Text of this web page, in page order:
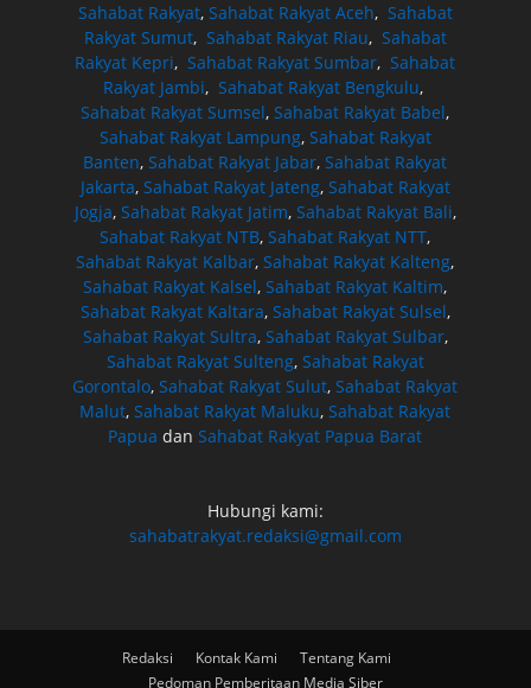
Sahabat Rakyat, Sahabat Rakyat Aceh, Sahabat
Rakyat Sumut, Sahabat Rakyat Riau, Sahabat
Rakyat Kepri,Sahabat Rakyat Sumbar,Sahabat
Rakyat Jambi, Sahabat Rakyat Bengkulu,
Sahabat Rakyat Sumsel,Sahabat Rakyat Babel,
Sahabat Rakyat Lampung, Sahabat Rakyat
Banten,Sahabat Rakyat Jabar,Sahabat Rakyat
Jakarta, Sahabat Rakyat Jateng, Sahabat Rakyat
Jogja, Sahabat Rakyat Jatim, Sahabat Rakyat Bali,
Sahabat Rakyat NTB,Sahabat Rakyat NTT,
Sahabat Rakyat Kalbar,Sahabat Rakyat Kalteng,
Sahabat Rakyat Kalsel,Sahabat Rakyat Kaltim,
Sahabat Rakyat Kaltara, Sahabat Rakyat Sulsel,
Sahabat Rakyat Sultra, Sahabat Rakyat Sulbar,
Sahabat Rakyat Sulteng, Sahabat Rakyat
Gorontalo,Sahabat Rakyat Sulut,Sahabat Rakyat
Malut,Sahabat Rakyat Maluku,Sahabat Rakyat
Papua danSahabat Rakyat Papua Barat
Hubungi kami:
sahabatrakyat.redaksi@gmail.com
Redaksi Kontak Kami
Tentang Kami
Pedoman Pemberitaan Media Siber